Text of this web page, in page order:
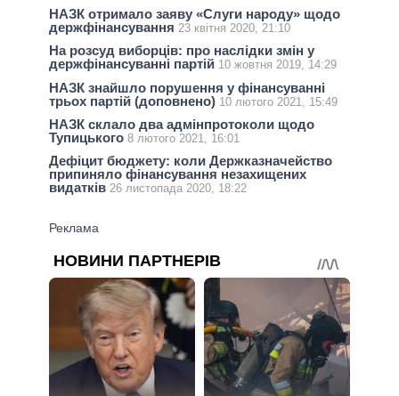
НАЗК отримало заяву «Слуги народу» щодо
держфінансування 23 квітня 2020, 21:10
На розсуд виборців: про наслідки змін у
держфінансуванні партій 10 жовтня 2019, 14:29
НАЗК знайшло порушення у фінансуванні
трьох партій (доповнено) 10 лютого 2021, 15:49
НАЗК склало два адмінпротоколи щодо
Тупицького 8 лютого 2021, 16:01
Дефіцит бюджету: коли Держказначейство
припиняло фінансування незахищених
видатків 26 листопада 2020, 18:22